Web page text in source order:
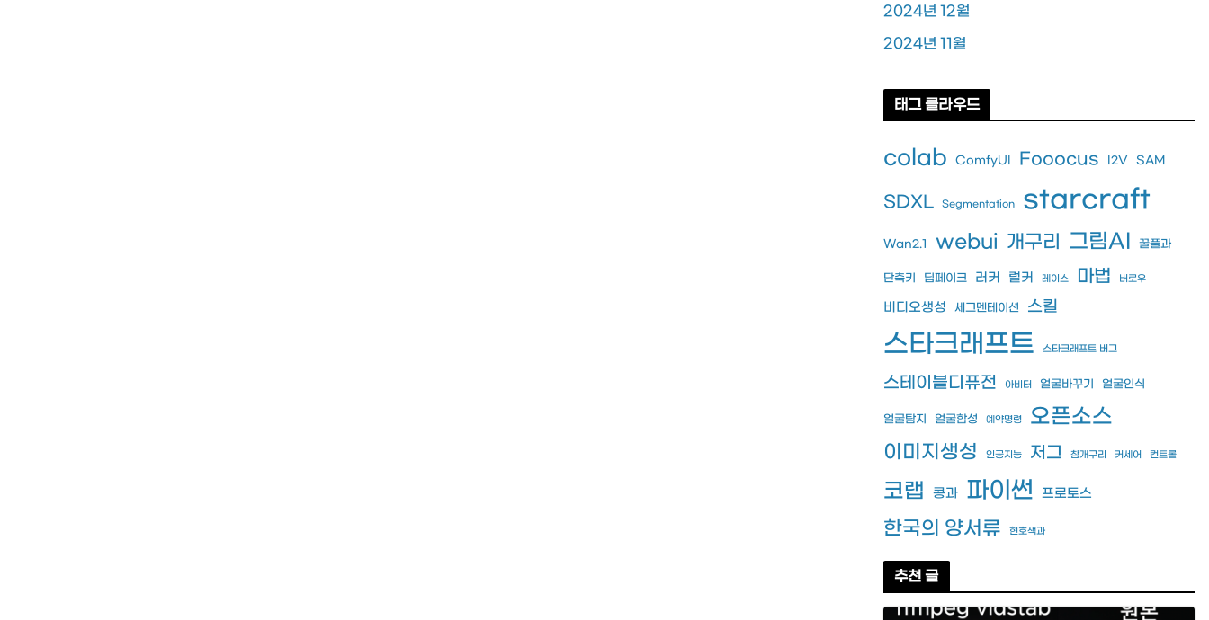
2024년 12월
2024년 11월
태그 클라우드
colab ComfyUI Fooocus I2V SAM
SDXL Segmentation starcraft
Wan2.1 webui 개구리 그림AI 꿀풀과
단축키 딥페이크 러커 럴커 레이스 마법 버로우
비디오생성 세그멘테이션 스킬
스타크래프트 스타크래프트 버그
스테이블디퓨전 아비터 얼굴바꾸기 얼굴인식
얼굴탐지 얼굴합성 예약명령 오픈소스
이미지생성 인공지능 저그 참개구리 커세어 컨트롤
코랩 콩과 파이썬 프로토스
한국의 양서류 현호색과
추천 글